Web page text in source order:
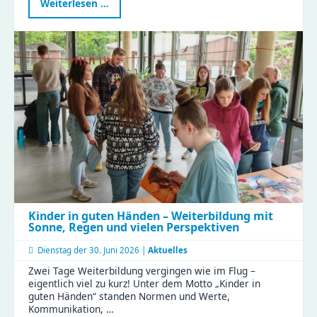
Weiterlesen …
besonderer
Tag
in
der
Gustav
|
Clubraum
eingeweiht
Kinder in guten Händen – Weiterbildung mit
Sonne, Regen und vielen Perspektiven
Dienstag der 30. Juni 2026 | Aktuelles
Zwei Tage Weiterbildung vergingen wie im Flug –
eigentlich viel zu kurz! Unter dem Motto „Kinder in
guten Händen“ standen Normen und Werte,
Kommunikation, …